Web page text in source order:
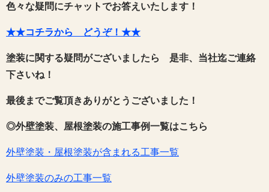
色々な疑問にチャットでお答えいたします！
★★コチラから どうぞ！★★
塗装に関する疑問がございましたら 是非、当社迄ご連絡
下さいね！
最後までご覧頂きありがとうございました！
◎外壁塗装、屋根塗装の施工事例一覧はこちら
外壁塗装・屋根塗装が含まれる工事一覧
外壁塗装のみの工事一覧